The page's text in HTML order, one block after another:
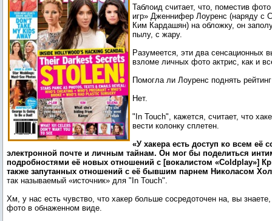
Таблоид считает, что, поместив
игр» Дженнифер Лоуренс (наряду с
Ким Кардашян) на обложку, он
пылу, с жару.
Разумеется, эти два сенсационных
взломе личных фото актрис, как и
Помогла ли Лоуренс поднять
Нет.
"In Touch", кажется, считает, что
вести колонку сплетен.
«У хакера есть доступ ко всем её
электронной почте и личным тайнам. Он мог бы поделиться
подробностями её новых отношений с [вокалистом «Coldplay»]
также запутанных отношений с её бывшим парнем Николасом
так называемый «источник» для "In Touch".
Хм, у нас есть чувство, что хакер больше сосредоточен на, вы
фото в обнаженном виде.